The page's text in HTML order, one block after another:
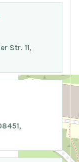
Str. 11,